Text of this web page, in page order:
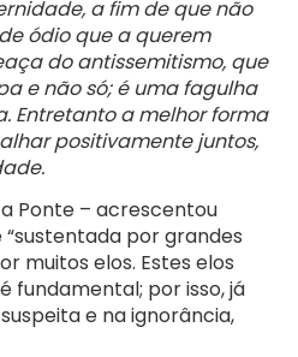
a fim de que não
ódio que a querem
do antissemitismo, que
e não só; é uma fagulha
Entretanto a melhor forma
positivamente juntos,
Ponte – acrescentou
“sustentada por grandes
muitos elos. Estes elos
fundamental; por isso, já
e na ignorância,